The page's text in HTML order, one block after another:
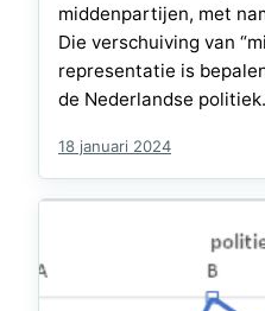
middenpartijen, met
Die verschuiving van
representatie is
de Nederlandse
18 januari 2024